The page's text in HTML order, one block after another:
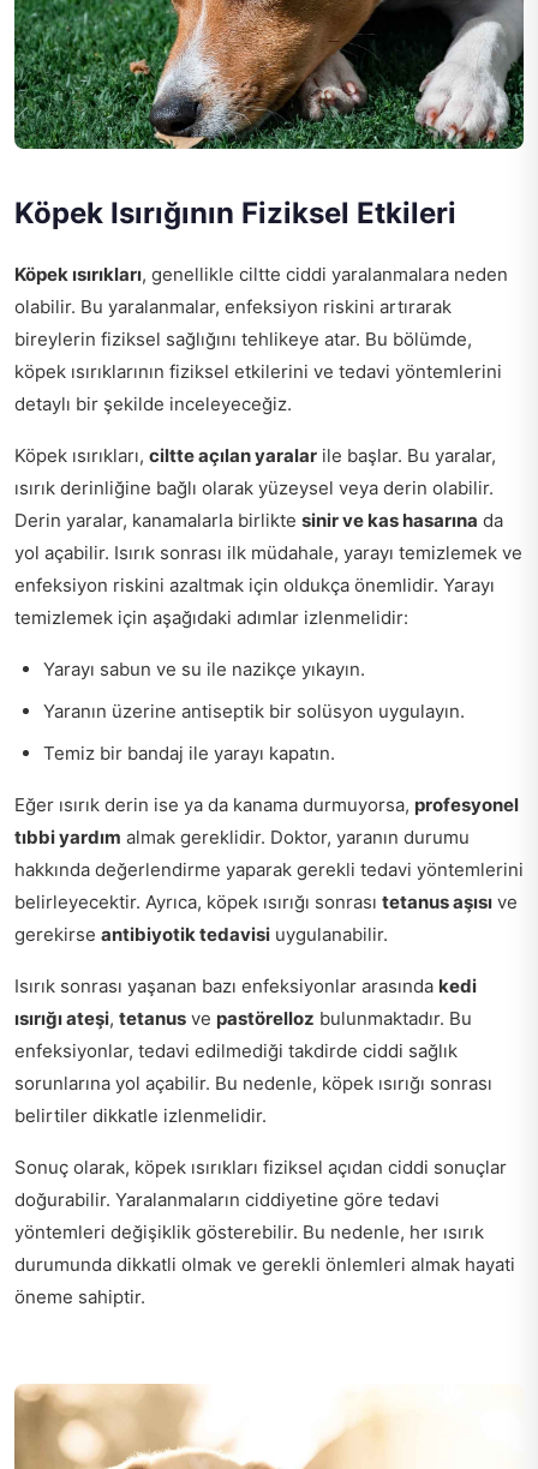
Köpek Isırığının Fiziksel Etkileri
Köpek ısırıkları, genellikle ciltte ciddi yaralanmalara neden
olabilir. Bu yaralanmalar, enfeksiyon riskini artırarak
bireylerin fiziksel sağlığını tehlikeye atar. Bu bölümde,
köpek ısırıklarının fiziksel etkilerini ve tedavi yöntemlerini
detaylı bir şekilde inceleyeceğiz.
Köpek ısırıkları, ciltte açılan yaralar ile başlar. Bu yaralar,
ısırık derinliğine bağlı olarak yüzeysel veya derin olabilir.
Derin yaralar, kanamalarla birlikte sinir ve kas hasarına da
yol açabilir. Isırık sonrası ilk müdahale, yarayı temizlemek ve
enfeksiyon riskini azaltmak için oldukça önemlidir. Yarayı
temizlemek için aşağıdaki adımlar izlenmelidir:
Yarayı sabun ve su ile nazikçe yıkayın.
Yaranın üzerine antiseptik bir solüsyon uygulayın.
Temiz bir bandaj ile yarayı kapatın.
Eğer ısırık derin ise ya da kanama durmuyorsa, profesyonel
tıbbi yardım almak gereklidir. Doktor, yaranın durumu
hakkında değerlendirme yaparak gerekli tedavi yöntemlerini
belirleyecektir. Ayrıca, köpek ısırığı sonrası tetanus aşısı ve
gerekirse antibiyotik tedavisi uygulanabilir.
Isırık sonrası yaşanan bazı enfeksiyonlar arasında kedi
ısırığı ateşi, tetanus ve pastörelloz bulunmaktadır. Bu
enfeksiyonlar, tedavi edilmediği takdirde ciddi sağlık
sorunlarına yol açabilir. Bu nedenle, köpek ısırığı sonrası
belirtiler dikkatle izlenmelidir.
Sonuç olarak, köpek ısırıkları fiziksel açıdan ciddi sonuçlar
doğurabilir. Yaralanmaların ciddiyetine göre tedavi
yöntemleri değişiklik gösterebilir. Bu nedenle, her ısırık
durumunda dikkatli olmak ve gerekli önlemleri almak hayati
öneme sahiptir.